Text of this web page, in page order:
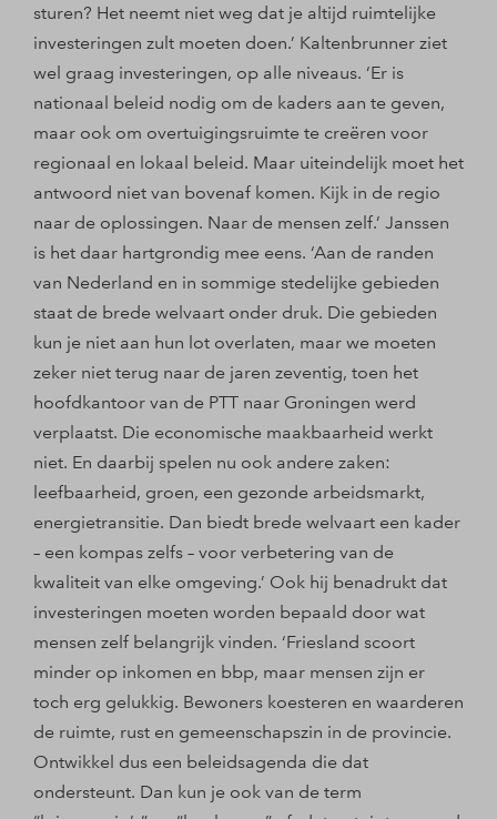
sturen? Het neemt niet weg dat je altijd ruimtelijke
investeringen zult moeten doen.’ Kaltenbrunner ziet
wel graag investeringen, op alle niveaus. ‘Er is
nationaal beleid nodig om de kaders aan te geven,
maar ook om overtuigingsruimte te creëren voor
regionaal en lokaal beleid. Maar uiteindelijk moet het
antwoord niet van bovenaf komen. Kijk in de regio
naar de oplossingen. Naar de mensen zelf.’ Janssen
is het daar hartgrondig mee eens. ‘Aan de randen
van Nederland en in sommige stedelijke gebieden
staat de brede welvaart onder druk. Die gebieden
kun je niet aan hun lot overlaten, maar we moeten
zeker niet terug naar de jaren zeventig, toen het
hoofdkantoor van de PTT naar Groningen werd
verplaatst. Die economische maakbaarheid werkt
niet. En daarbij spelen nu ook andere zaken:
leefbaarheid, groen, een gezonde arbeidsmarkt,
energietransitie. Dan biedt brede welvaart een kader
– een kompas zelfs – voor verbetering van de
kwaliteit van elke omgeving.’ Ook hij benadrukt dat
investeringen moeten worden bepaald door wat
mensen zelf belangrijk vinden. ‘Friesland scoort
minder op inkomen en bbp, maar mensen zijn er
toch erg gelukkig. Bewoners koesteren en waarderen
de ruimte, rust en gemeenschapszin in de provincie.
Ontwikkel dus een beleidsagenda die dat
ondersteunt. Dan kun je ook van de term